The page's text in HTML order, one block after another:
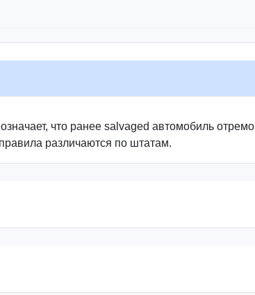
Autocheck
Autocheck
что ранее salvaged автомобиль
различаются по штатам.